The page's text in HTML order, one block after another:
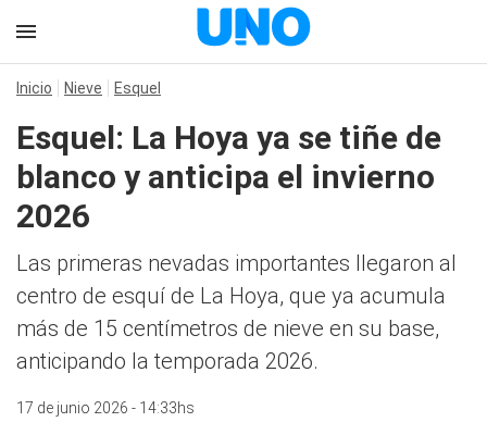
Inicio Nieve Esquel
Esquel: La Hoya ya se tiñe de
blanco y anticipa el invierno
2026
Las primeras nevadas importantes llegaron al
centro de esquí de La Hoya, que ya acumula
más de 15 centímetros de nieve en su base,
anticipando la temporada 2026.
17 de junio 2026 - 14:33hs